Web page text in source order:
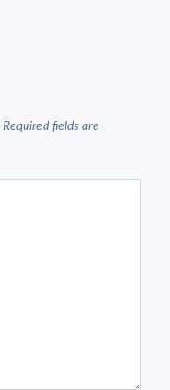
Required fields are